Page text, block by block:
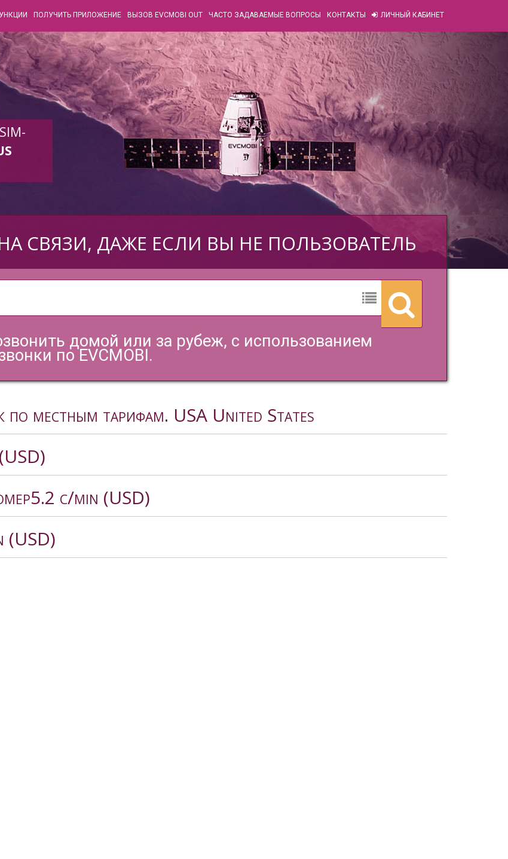
ПОЛУЧИТЬ ПРИЛОЖЕНИЕ ВЫЗОВ EVCMOBI OUT ЧАСТО ЗАДАВАЕМЫЕ ВОПРОСЫ КОНТАКТЫ ЛИЧНЫЙ КАБИНЕТ
SIM-
СВЯЗИ, ДАЖЕ ЕСЛИ ВЫ НЕ ПОЛЬЗОВАТЕЛЬ
домой или за рубеж, с использованием
по EVCMOBI.
по местным тарифам. USA United States
5.2 c/min (USD)
(USD)